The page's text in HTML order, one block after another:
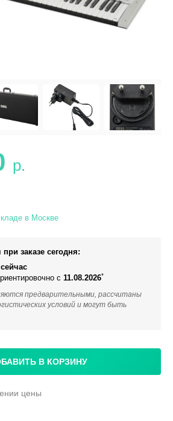
р.
в Москве
заказе сегодня:
с 11.08.2026*
предварительными, рассчитаны
условий и могут быть
В КОРЗИНУ
цены